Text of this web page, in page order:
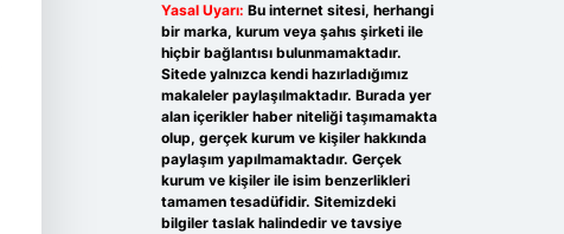
Yasal Uyarı: Bu internet sitesi, herhangi
bir marka, kurum veya şahıs şirketi ile
hiçbir bağlantısı bulunmamaktadır.
Sitede yalnızca kendi hazırladığımız
makaleler paylaşılmaktadır. Burada yer
alan içerikler haber niteliği taşımamakta
olup, gerçek kurum ve kişiler hakkında
paylaşım yapılmamaktadır. Gerçek
kurum ve kişiler ile isim benzerlikleri
tamamen tesadüfidir. Sitemizdeki
bilgiler taslak halindedir ve tavsiye